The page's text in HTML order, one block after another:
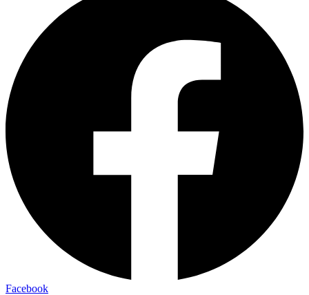
Facebook